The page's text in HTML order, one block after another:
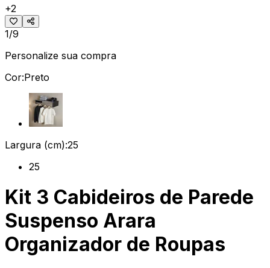
+2
1/9
Personalize sua compra
Cor:Preto
Largura (cm):25
25
Kit 3 Cabideiros de Parede
Suspenso Arara
Organizador de Roupas